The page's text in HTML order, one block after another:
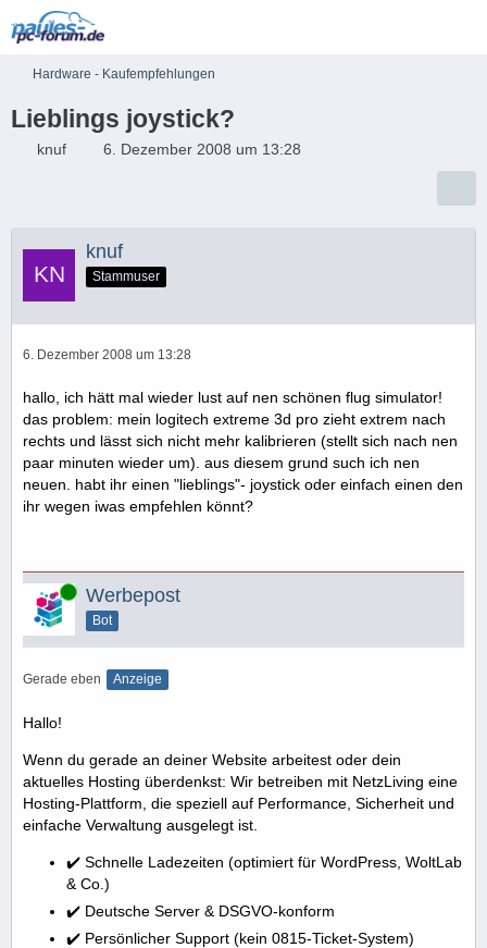
Hardware - Kaufempfehlungen
Lieblings joystick?
knuf 6. Dezember 2008 um 13:28
knuf
Stammuser
6. Dezember 2008 um 13:28
hallo, ich hätt mal wieder lust auf nen schönen flug simulator!
das problem: mein logitech extreme 3d pro zieht extrem nach
rechts und lässt sich nicht mehr kalibrieren (stellt sich nach nen
paar minuten wieder um). aus diesem grund such ich nen
neuen. habt ihr einen "lieblings"- joystick oder einfach einen den
ihr wegen iwas empfehlen könnt?
Online Werbepost
Bot
Gerade eben Anzeige
Hallo!
Wenn du gerade an deiner Website arbeitest oder dein
aktuelles Hosting überdenkst: Wir betreiben mit NetzLiving eine
Hosting-Plattform, die speziell auf Performance, Sicherheit und
einfache Verwaltung ausgelegt ist.
✔️ Schnelle Ladezeiten (optimiert für WordPress, WoltLab
& Co.)
✔️ Deutsche Server & DSGVO-konform
✔️ Persönlicher Support (kein 0815-Ticket-System)